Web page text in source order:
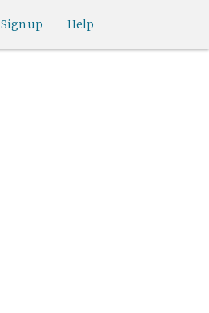
Help
Sign up